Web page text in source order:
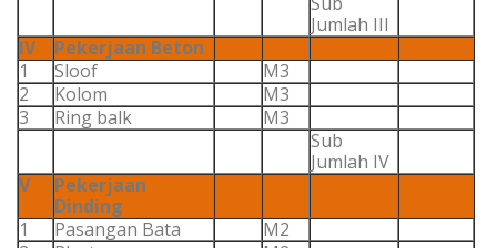
Jumlah III
IV
Pekerjaan Beton
1
Sloof
M3
2
Kolom
M3
3
Ring balk
M3
Sub
Jumlah IV
V
Pekerjaan
Dinding
1
Pasangan Bata
M2